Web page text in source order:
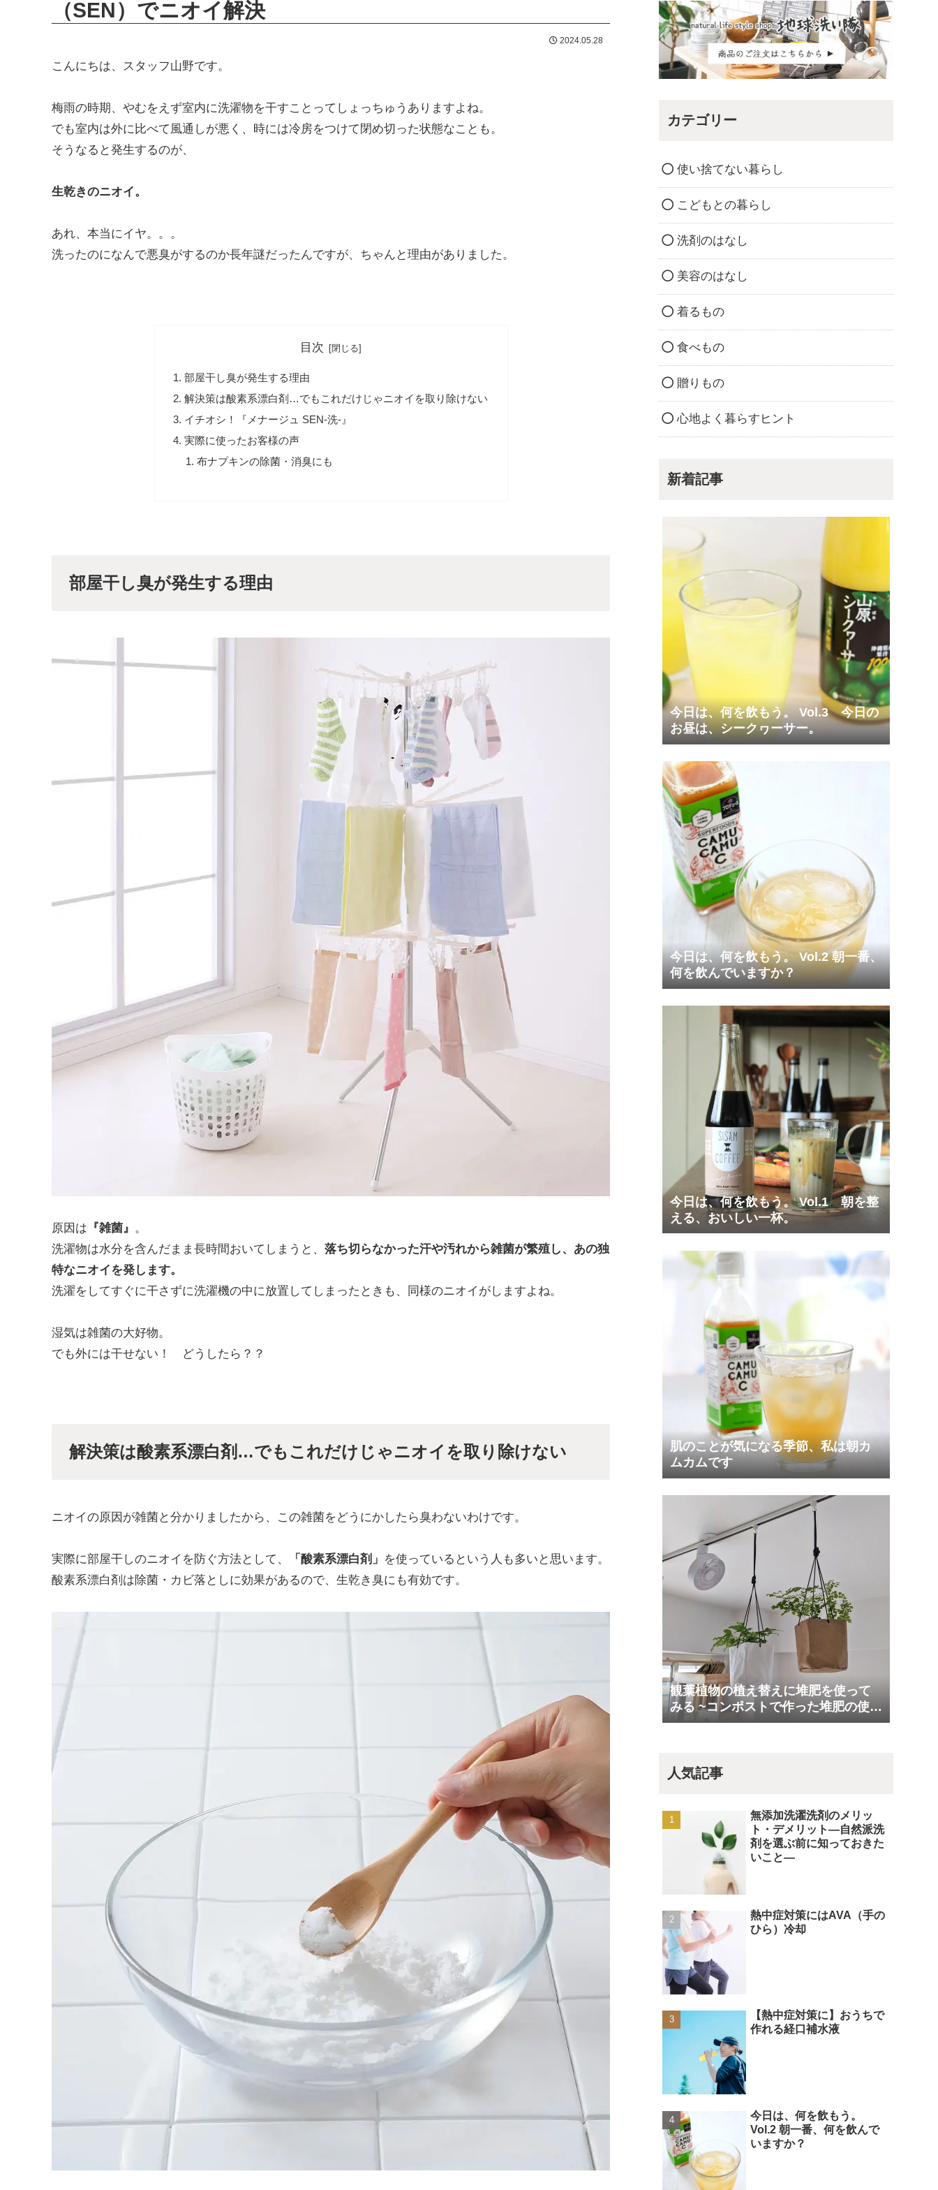
（SEN）でニオイ解決
2024.05.28
こんにちは、スタッフ山野です。
梅雨の時期、やむをえず室内に洗濯物を干すことってしょっちゅうありますよね。
でも室内は外に比べて風通しが悪く、時には冷房をつけて閉め切った状態なことも。
そうなると発生するのが、
生乾きのニオイ。
あれ、本当にイヤ。。。
洗ったのになんで悪臭がするのか長年謎だったんですが、ちゃんと理由がありました。
目次
部屋干し臭が発生する理由
解決策は酸素系漂白剤…でもこれだけじゃニオイを取り除けない
イチオシ！『メナージュ SEN-洗-』
実際に使ったお客様の声
布ナプキンの除菌・消臭にも
部屋干し臭が発生する理由
原因は 『雑菌』 。
洗濯物は水分を含んだまま長時間おいてしまうと、 落ち切らなかった汗や汚れから雑菌が繁殖し、あの独
特なニオイを発します。
洗濯をしてすぐに干さずに洗濯機の中に放置してしまったときも、同様のニオイがしますよね。
湿気は雑菌の大好物。
でも外には干せない！ どうしたら？？
解決策は酸素系漂白剤…でもこれだけじゃニオイを取り除けない
ニオイの原因が雑菌と分かりましたから、この雑菌をどうにかしたら臭わないわけです。
実際に部屋干しのニオイを防ぐ方法として、 「酸素系漂白剤」 を使っているという人も多いと思います。
酸素系漂白剤は除菌・カビ落としに効果があるので、生乾き臭にも有効です。
カテゴリー
使い捨てない暮らし
こどもとの暮らし
洗剤のはなし
美容のはなし
着るもの
食べもの
贈りもの
心地よく暮らすヒント
新着記事
今日は、何を飲もう。 Vol.3 今日の
お昼は、シークヮーサー。
今日は、何を飲もう。 Vol.2 朝一番、
何を飲んでいますか？
今日は、何を飲もう。 Vol.1 朝を整
える、おいしい一杯。
肌のことが気になる季節、私は朝カ
ムカムです
観葉植物の植え替えに堆肥を使って
みる ~コンポストで作った堆肥の使い
道 Part5~
人気記事
無添加洗濯洗剤のメリッ
ト・デメリット―自然派洗
剤を選ぶ前に知っておきた
いこと―
熱中症対策にはAVA（手の
ひら）冷却
【熱中症対策に】おうちで
作れる経口補水液
今日は、何を飲もう。
Vol.2 朝一番、何を飲んで
いますか？